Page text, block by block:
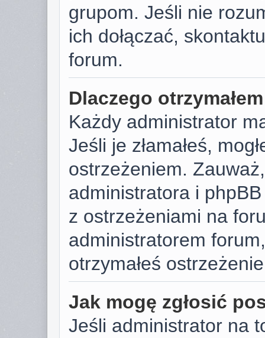
grupom. Jeśli nie
ich dołączać,
forum.
Dlaczego
Każdy administrator
Jeśli je złamałeś,
ostrzeżeniem.
administratora i
z ostrzeżeniami na
administratorem
otrzymałeś
Jak mogę zgłosić
Jeśli administrator na